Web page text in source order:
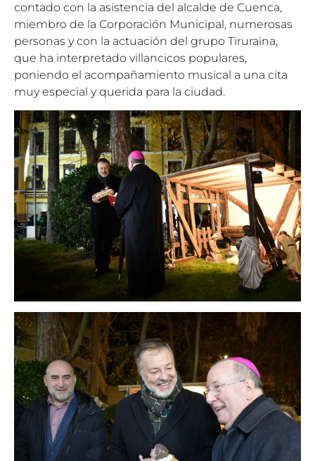
contado con la asistencia del alcalde de Cuenca,
miembro de la Corporación Municipal, numerosas
personas y con la actuación del grupo Tiruraina,
que ha interpretado villancicos populares,
poniendo el acompañamiento musical a una cita
muy especial y querida para la ciudad.